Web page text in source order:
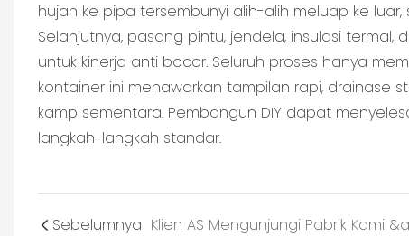
hujan ke pipa tersembunyi alih-alih meluap ke
Selanjutnya, pasang pintu, jendela, insulasi
untuk kinerja anti bocor. Seluruh proses hanya
kontainer ini menawarkan tampilan rapi, drainase
kamp sementara. Pembangun DIY dapat
langkah-langkah standar.
Sebelumnya